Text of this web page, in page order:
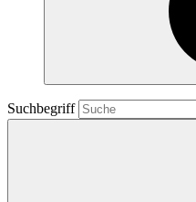
Suchbegriff